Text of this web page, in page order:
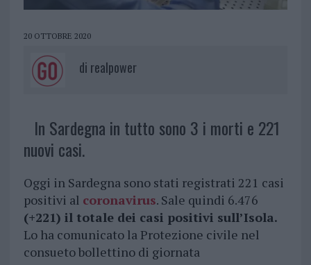
20 OTTOBRE 2020
di realpower
In Sardegna in tutto sono 3 i morti e 221
nuovi casi.
Oggi in Sardegna sono stati registrati 221 casi
positivi al coronavirus. Sale quindi 6.476
(+221) il totale dei casi positivi sull’Isola.
Lo ha comunicato la Protezione civile nel
consueto bollettino di giornata